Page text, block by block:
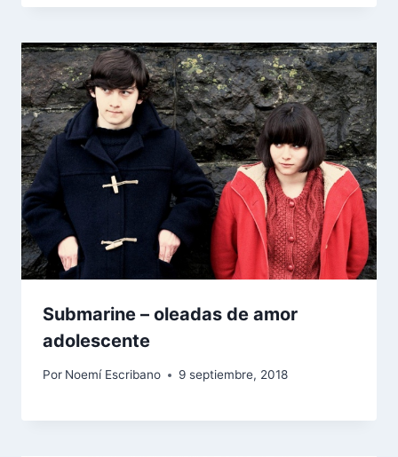
Submarine – oleadas de amor
adolescente
Por Noemí Escribano 9 septiembre, 2018